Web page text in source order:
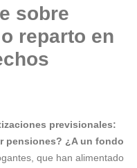
sobre
reparto en
previsionales:
pensiones? ¿A un fondo
que han alimentado